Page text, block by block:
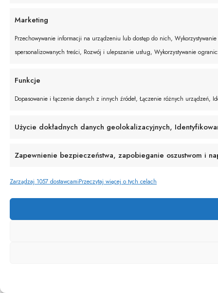
Marketing
Przechowywanie informacji na urządzeniu lub dostęp do nich,
spersonalizowanych treści, Rozwój i ulepszanie usług, Wykorzystywanie
Funkcje
Dopasowanie i łączenie danych z innych źródeł, Łączenie różnych urządzeń,
Użycie dokładnych danych geolokalizacyjnych,
Zapewnienie bezpieczeństwa, zapobieganie oszustwom i
Zarządzaj 1057 dostawcamiPrzeczytaj więcej o tych celach